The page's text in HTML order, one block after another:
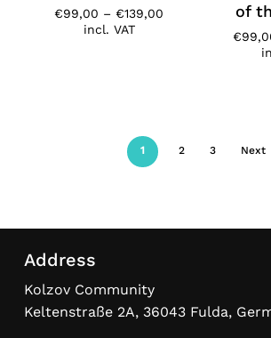
€99,00 – €139,00
incl. VAT
of
€
1 2 3 Next
Address
Kolzov Community
Keltenstraße 2A, 36043 Fulda,